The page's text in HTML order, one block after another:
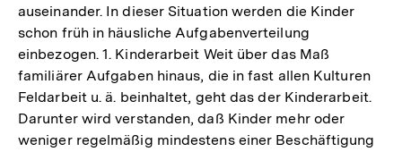
auseinander. In dieser Situation werden die Kinder
schon früh in häusliche Aufgabenverteilung
einbezogen. 1. Kinderarbeit Weit über das Maß
familiärer Aufgaben hinaus, die in fast allen Kulturen
Feldarbeit u. ä. beinhaltet, geht das der Kinderarbeit.
Darunter wird verstanden, daß Kinder mehr oder
weniger regelmäßig mindestens einer Beschäftigung